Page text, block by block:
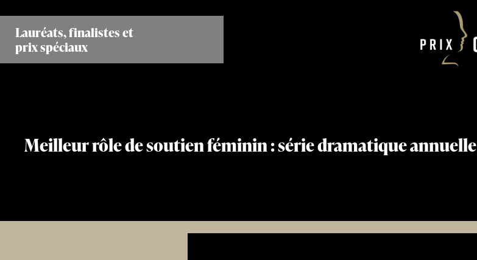
contenu
principal
Lauréats, finalistes et
prix spéciaux
Meilleur rôle de soutien féminin : série dramatique annuelle